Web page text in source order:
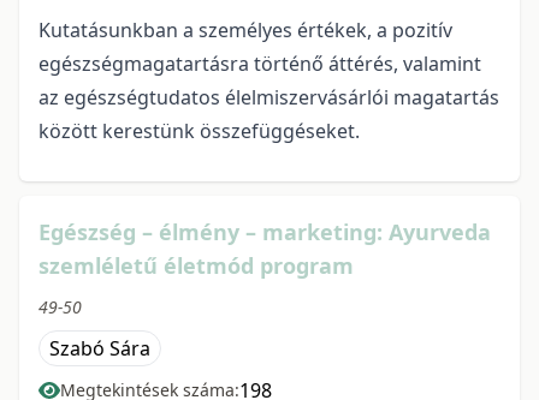
Kutatásunkban a személyes értékek, a pozitív
egészségmagatartásra történő áttérés, valamint
az egészségtudatos élelmiszervásárlói magatartás
között kerestünk összefüggéseket.
Egészség – élmény – marketing: Ayurveda
szemléletű életmód program
49-50
Szabó Sára
Megtekintések száma:198